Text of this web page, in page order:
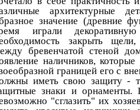
архитектурные
значение (древние
играли
закрыть
бревенчатой стеной
наличников,
границей его с
иметь свою защиту -
знаки и
"сглазить" их